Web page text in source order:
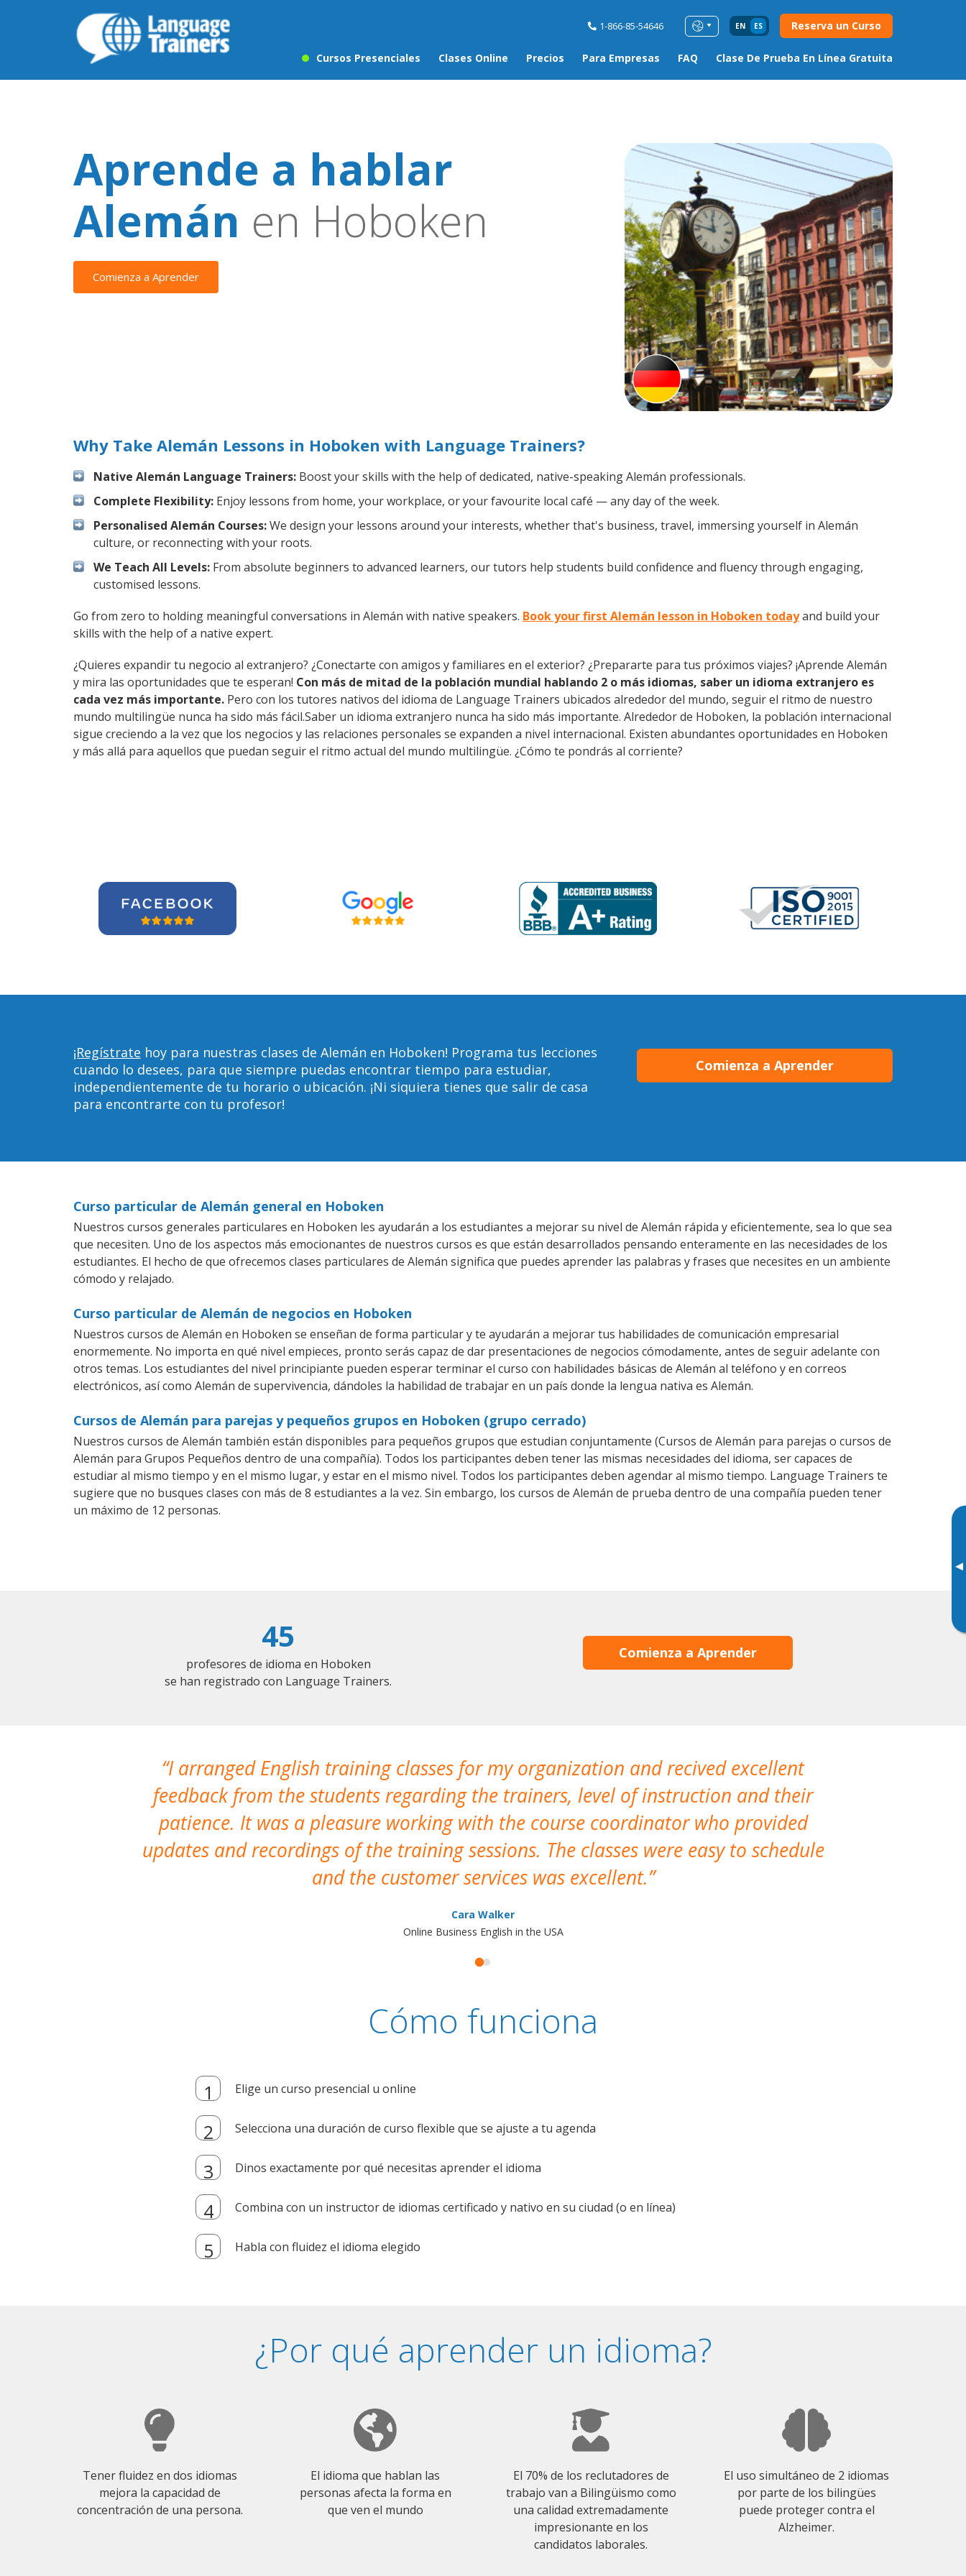
1-866-85-54646 EN ES Reserva un Curso
Cursos Presenciales Clases Online Precios Para Empresas FAQ Clase De Prueba En Línea Gratuita
▸
Aprende a hablar
Alemán en Hoboken
Comienza a Aprender
Why Take Alemán Lessons in Hoboken with Language Trainers?
Native Alemán Language Trainers: Boost your skills with the help of dedicated, native-speaking Alemán professionals.
Complete Flexibility: Enjoy lessons from home, your workplace, or your favourite local café — any day of the week.
Personalised Alemán Courses:We design your lessons around your interests, whether that's business, travel, immersing yourself in Alemán
culture, or reconnecting with your roots.
We Teach All Levels: From absolute beginners to advanced learners, our tutors help students build confidence and fluency through engaging,
customised lessons.
Go from zero to holding meaningful conversations in Alemán with native speakers. Book your first Alemán lesson in Hoboken todayand build your
skills with the help of a native expert.
¿Quieres expandir tu negocio al extranjero? ¿Conectarte con amigos y familiares en el exterior? ¿Prepararte para tus próximos viajes? ¡Aprende Alemán
y mira las oportunidades que te esperan! Con más de mitad de la población mundial hablando 2 o más idiomas, saber un idioma extranjero es
cada vez más importante. Pero con los tutores nativos del idioma de Language Trainers ubicados alrededor del mundo, seguir el ritmo de nuestro
mundo multilingüe nunca ha sido más fácil.Saber un idioma extranjero nunca ha sido más importante. Alrededor de Hoboken, la población internacional
sigue creciendo a la vez que los negocios y las relaciones personales se expanden a nivel internacional. Existen abundantes oportunidades en Hoboken
y más allá para aquellos que puedan seguir el ritmo actual del mundo multilingüe. ¿Cómo te pondrás al corriente?
¡Regístrate hoy para nuestras clases de Alemán en Hoboken! Programa tus lecciones
cuando lo desees, para que siempre puedas encontrar tiempo para estudiar,
independientemente de tu horario o ubicación. ¡Ni siquiera tienes que salir de casa
para encontrarte con tu profesor!
Comienza a Aprender
Curso particular de Alemán general en Hoboken
Nuestros cursos generales particulares en Hoboken les ayudarán a los estudiantes a mejorar su nivel de Alemán rápida y eficientemente, sea lo que sea
que necesiten. Uno de los aspectos más emocionantes de nuestros cursos es que están desarrollados pensando enteramente en las necesidades de los
estudiantes. El hecho de que ofrecemos clases particulares de Alemán significa que puedes aprender las palabras y frases que necesites en un ambiente
cómodo y relajado.
Curso particular de Alemán de negocios en Hoboken
Nuestros cursos de Alemán en Hoboken se enseñan de forma particular y te ayudarán a mejorar tus habilidades de comunicación empresarial
enormemente. No importa en qué nivel empieces, pronto serás capaz de dar presentaciones de negocios cómodamente, antes de seguir adelante con
otros temas. Los estudiantes del nivel principiante pueden esperar terminar el curso con habilidades básicas de Alemán al teléfono y en correos
electrónicos, así como Alemán de supervivencia, dándoles la habilidad de trabajar en un país donde la lengua nativa es Alemán.
Cursos de Alemán para parejas y pequeños grupos en Hoboken (grupo cerrado)
Nuestros cursos de Alemán también están disponibles para pequeños grupos que estudian conjuntamente (Cursos de Alemán para parejas o cursos de
Alemán para Grupos Pequeños dentro de una compañía). Todos los participantes deben tener las mismas necesidades del idioma, ser capaces de
estudiar al mismo tiempo y en el mismo lugar, y estar en el mismo nivel. Todos los participantes deben agendar al mismo tiempo. Language Trainers te
sugiere que no busques clases con más de 8 estudiantes a la vez. Sin embargo, los cursos de Alemán de prueba dentro de una compañía pueden tener
un máximo de 12 personas.
45
profesores de idioma en Hoboken
se han registrado con Language Trainers.
Comienza a Aprender
I arranged English training classes for my organization and recived excellent
feedback from the students regarding the trainers, level of instruction and their
patience. It was a pleasure working with the course coordinator who provided
updates and recordings of the training sessions. The classes were easy to schedule
and the customer services was excellent.
Cara Walker
Online Business English in the USA
Cómo funciona
Elige un curso presencial u online
Selecciona una duración de curso flexible que se ajuste a tu agenda
Dinos exactamente por qué necesitas aprender el idioma
Combina con un instructor de idiomas certificado y nativo en su ciudad (o en línea)
Habla con fluidez el idioma elegido
¿Por qué aprender un idioma?
Tener fluidez en dos idiomas
mejora la capacidad de
concentración de una persona.
El idioma que hablan las
personas afecta la forma en
que ven el mundo
El 70% de los reclutadores de
trabajo van a Bilingüismo como
una calidad extremadamente
impresionante en los
candidatos laborales.
El uso simultáneo de 2 idiomas
por parte de los bilingües
puede proteger contra el
Alzheimer.